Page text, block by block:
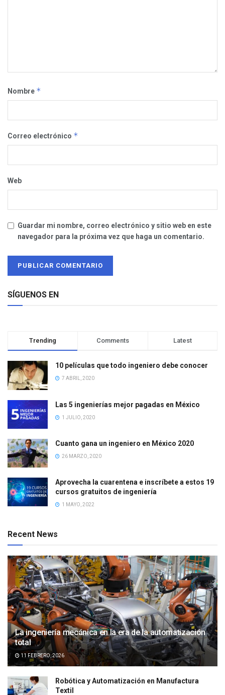
Nombre *
Correo electrónico *
Web
Guardar mi nombre, correo electrónico y sitio web en este
navegador para la próxima vez que haga un comentario.
SÍGUENOS EN
Trending Comments Latest
10 películas que todo ingeniero debe conocer
7 ABRIL, 2020
Las 5 ingenierías mejor pagadas en México
1 JULIO, 2020
Cuanto gana un ingeniero en México 2020
26 MARZO, 2020
Aprovecha la cuarentena e inscríbete a estos 19
cursos gratuitos de ingeniería
1 MAYO, 2022
Recent News
La ingeniería mecánica en la era de la automatización
total
11 FEBRERO, 2026
Robótica y Automatización en Manufactura
Textil